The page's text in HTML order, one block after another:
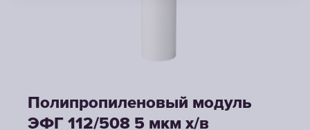
Полипропиленовый модуль
ЭФГ 112/508 5 мкм х/в